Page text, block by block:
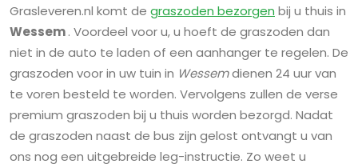
Grasleveren.nl komt de graszoden bezorgen bij u thuis in
Wessem. Voordeel voor u, u hoeft de graszoden dan
niet in de auto te laden of een aanhanger te regelen. De
graszoden voor in uw tuin in Wessemdienen 24 uur van
te voren besteld te worden. Vervolgens zullen de verse
premium graszoden bij u thuis worden bezorgd. Nadat
de graszoden naast de bus zijn gelost ontvangt u van
ons nog een uitgebreide leg-instructie. Zo weet u